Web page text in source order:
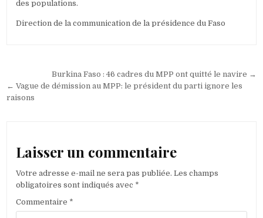
des populations.
Direction de la communication de la présidence du Faso
Navigation
de
Burkina Faso : 46 cadres du MPP ont quitté le navire →
← Vague de démission au MPP: le président du parti ignore les
raisons
Laisser un commentaire
Votre adresse e-mail ne sera pas publiée. Les champs
obligatoires sont indiqués avec *
Commentaire *